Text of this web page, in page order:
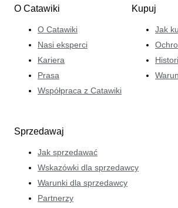
O Catawiki
O Catawiki
Nasi eksperci
Kariera
Prasa
Współpraca z Catawiki
Kupuj
Jak
Sprzedawaj
Jak sprzedawać
Wskazówki dla sprzedawcy
Warunki dla sprzedawcy
Partnerzy